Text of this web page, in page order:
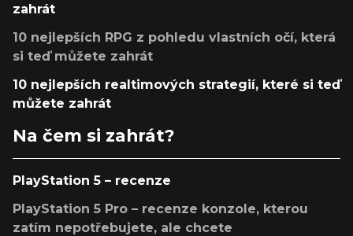
zahrát
10 nejlepších RPG z pohledu vlastních očí, která
si teď můžete zahrát
10 nejlepších realtimových strategií, které si teď
můžete zahrát
Na čem si zahrát?
PlayStation 5 – recenze
PlayStation 5 Pro – recenze konzole, kterou
zatím nepotřebujete, ale chcete